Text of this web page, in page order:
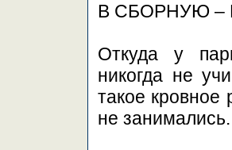
В СБОРНУЮ –
Откуда у
никогда не
такое кровное
не занимались.